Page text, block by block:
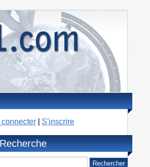
connecter S'inscrire
Recherche